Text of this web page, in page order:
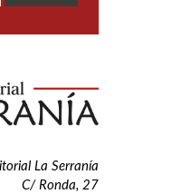
La Serranía
C/ Ronda, 27